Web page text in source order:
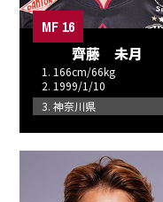
MF 16
齊藤 未月
1. 166cm/66kg
2. 1999/1/10
3. 神奈川県